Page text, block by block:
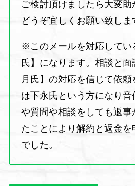
ご検討頂けましたら大変助
どうぞ宜しくお願い致しま
※このメールを対応してい
氏】になります。相談と
月氏】の対応を信じて依
は下永氏という方になり
や質問や相談をしても返
たことにより解約と返金を
でした。